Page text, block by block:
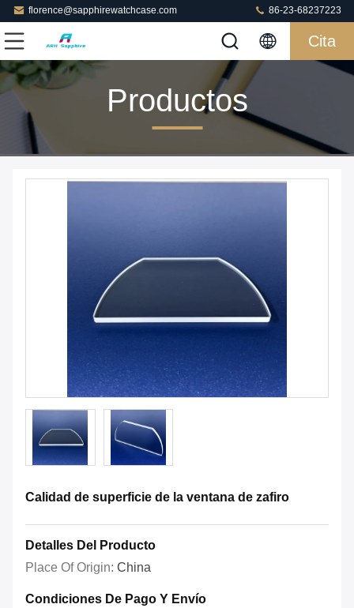
florence@sapphirewatchcase.com 86-23-68237223
Cita
Productos
Calidad de superficie de la ventana de zafiro
Detalles Del Producto
Place Of Origin: China
Condiciones De Pago Y Envío